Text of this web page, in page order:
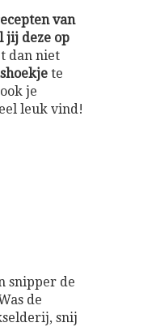
van
jij deze op
dan niet
te
je
leuk vind!
snipper de
de
snij